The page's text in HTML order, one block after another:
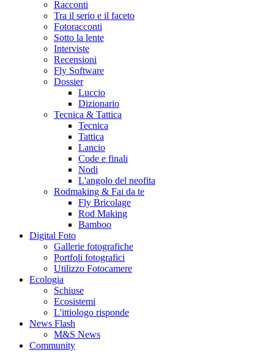
Racconti
Tra il serio e il faceto
Fotoracconti
Sotto la lente
Interviste
Recensioni
Fly Software
Dossier
Luccio
Dizionario
Tecnica & Tattica
Tecnica
Tattica
Lancio
Code e finali
Nodi
L'angolo del neofita
Rodmaking & Fai da te
Fly Bricolage
Rod Making
Bamboo
Digital Foto
Gallerie fotografiche
Portfoli fotografici
Utilizzo Fotocamere
Ecologia
Schiuse
Ecosistemi
L'ittiologo risponde
News Flash
M&S News
Community